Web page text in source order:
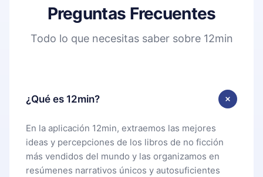
Preguntas Frecuentes
Todo lo que necesitas saber sobre 12min
¿Qué es 12min?
En la aplicación 12min, extraemos las mejores
ideas y percepciones de los libros de no ficción
más vendidos del mundo y las organizamos en
resúmenes narrativos únicos y autosuficientes